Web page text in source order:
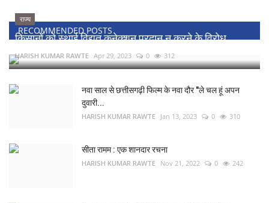
RECOMMENDED POSTS
राज्य
किसानों को स्थाई विद्युत कनेक्शन प्रदान न करने के विरोध...
HARISH KUMAR RAWTE Apr 29, 2023 0 312
नवा साल से छत्तीसगढ़ी फिल्म के नवा दौर "ले चल हूं अपन
दुवारी...
HARISH KUMAR RAWTE Jan 13, 2023 0 310
सीता रामम : एक शानदार रचना
HARISH KUMAR RAWTE Nov 21, 2022 0 242